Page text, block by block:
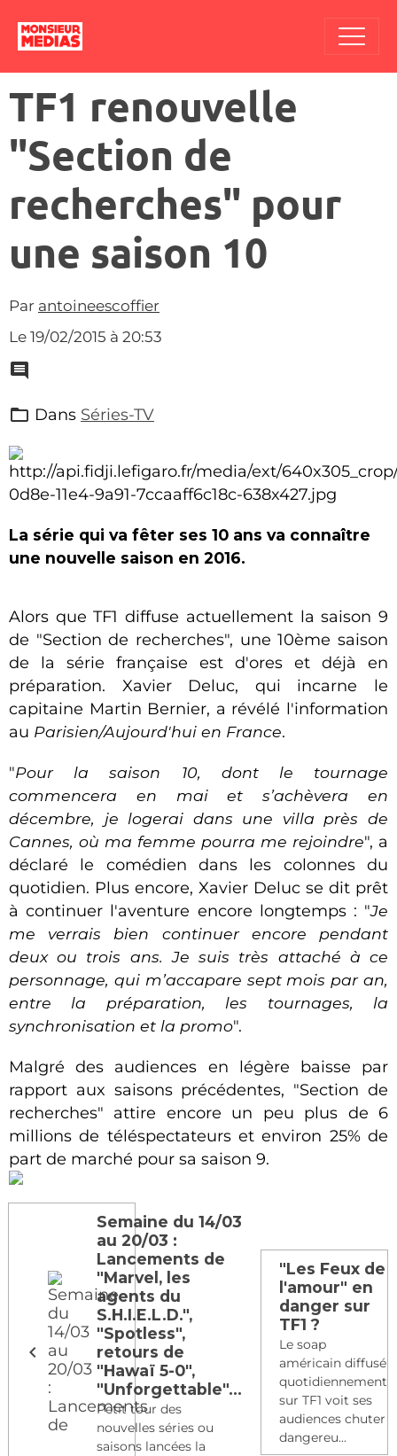
TF1 renouvelle
"Section de
recherches" pour
une saison 10
Par antoineescoffier
Le 19/02/2015 à 20:53
Dans Séries-TV
La série qui va fêter ses 10 ans va connaître
une nouvelle saison en 2016.
Alors que TF1 diffuse actuellement la saison 9
de "Section de recherches", une 10ème saison
de la série française est d'ores et déjà en
préparation. Xavier Deluc, qui incarne le
capitaine Martin Bernier, a révélé l'information
au Parisien/Aujourd'hui en France.
"Pour la saison 10, dont le tournage
commencera en mai et s’achèvera en
décembre, je logerai dans une villa près de
Cannes, où ma femme pourra me rejoindre", a
déclaré le comédien dans les colonnes du
quotidien. Plus encore, Xavier Deluc se dit prêt
à continuer l'aventure encore longtemps : "Je
me verrais bien continuer encore pendant
deux ou trois ans. Je suis très attaché à ce
personnage, qui m’accapare sept mois par an,
entre la préparation, les tournages, la
synchronisation et la promo".
Malgré des audiences en légère baisse par
rapport aux saisons précédentes, "Section de
recherches" attire encore un peu plus de 6
millions de téléspectateurs et environ 25% de
part de marché pour sa saison 9.
Semaine du 14/03
au 20/03 :
Lancements de
"Marvel, les
agents du
S.H.I.E.L.D.",
"Spotless",
retours de
"Hawaï 5-0",
"Unforgettable"...
Petit tour des
nouvelles séries ou
saisons lancées la
"Les Feux de
l'amour" en
danger sur
TF1 ?
Le soap
américain diffusé
quotidiennement
sur TF1 voit ses
audiences chuter
dangereu...